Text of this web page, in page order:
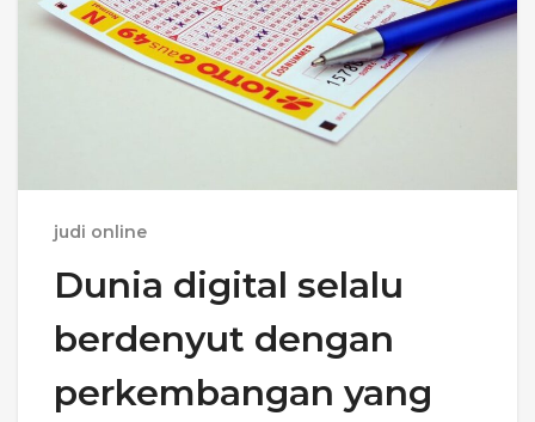
judi online
Dunia digital selalu
berdenyut dengan
perkembangan yang